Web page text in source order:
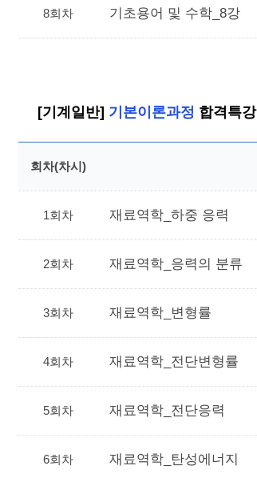
8회차 기초용어 및 수학_8강
[기계일반] 기본이론과정 합격특강
회차(차시)
1회차 재료역학_하중 응력
2회차 재료역학_응력의 분류
3회차 재료역학_변형률
4회차 재료역학_전단변형률
5회차 재료역학_전단응력
6회차 재료역학_탄성에너지